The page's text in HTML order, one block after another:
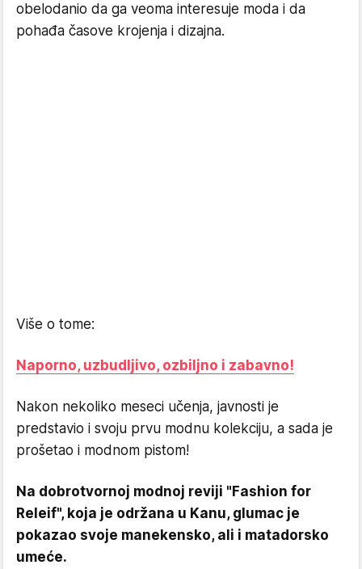
obelodanio da ga veoma interesuje moda i da
pohađa časove krojenja i dizajna.
Više o tome:
Naporno, uzbudljivo, ozbiljno i zabavno!
Nakon nekoliko meseci učenja, javnosti je
predstavio i svoju prvu modnu kolekciju, a sada je
prošetao i modnom pistom!
Na dobrotvornoj modnoj reviji "Fashion for
Releif", koja je održana u Kanu, glumac je
pokazao svoje manekensko, ali i matadorsko
umeće.